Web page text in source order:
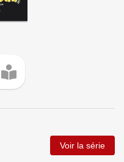
Voir la série